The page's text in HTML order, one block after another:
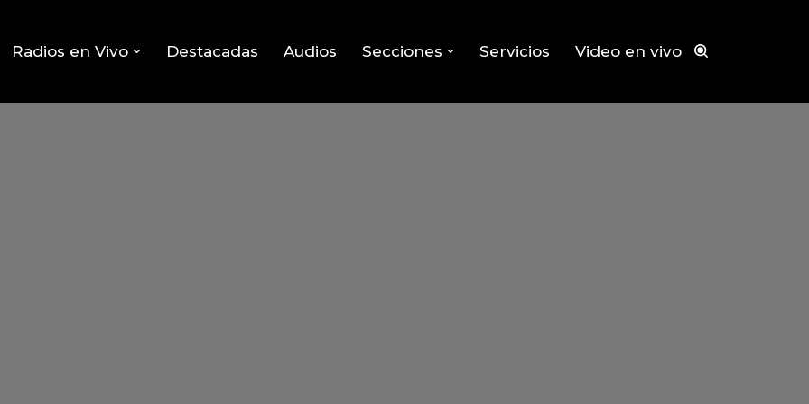
Radios en Vivo Destacadas Audios Secciones Servicios Video en vivo